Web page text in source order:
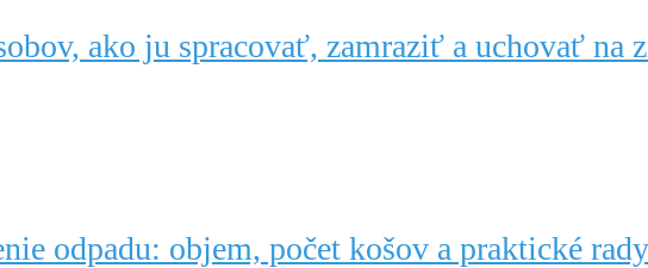
ako ju spracovať, zamraziť a uchovať na
odpadu: objem, počet košov a praktické rady